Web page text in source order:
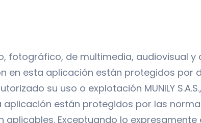
fotográfico, de multimedia, audiovisual
en esta aplicación están protegidos
su uso o explotación MUNILY
están protegidos por las
Exceptuando lo